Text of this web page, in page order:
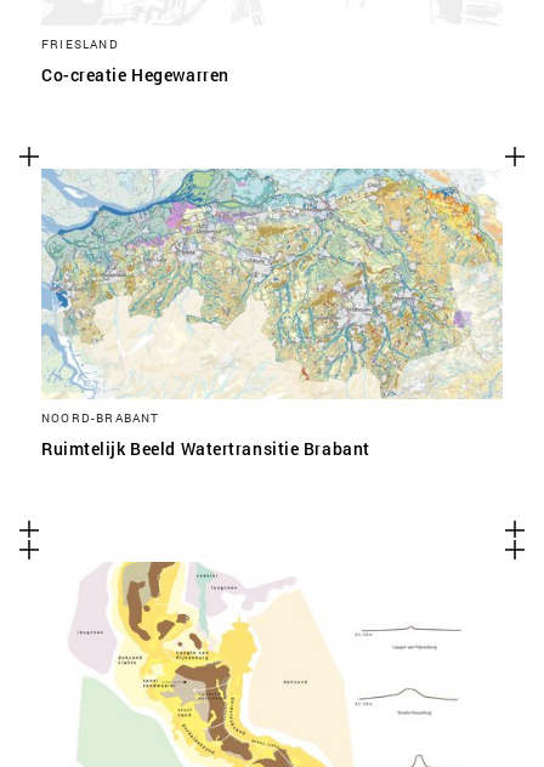
FRIESLAND
Co-creatie Hegewarren
NOORD-BRABANT
Ruimtelijk Beeld Watertransitie Brabant